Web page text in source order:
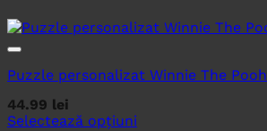
Puzzle personalizat Winnie The Pooh
44.99 lei
Selectează opțiuni